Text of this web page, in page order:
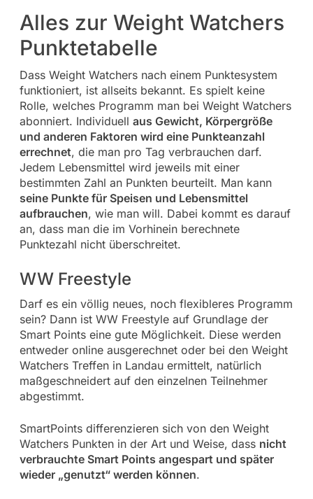
Alles zur Weight Watchers
Punktetabelle
Dass Weight Watchers nach einem Punktesystem
funktioniert, ist allseits bekannt. Es spielt keine
Rolle, welches Programm man bei Weight Watchers
abonniert. Individuell aus Gewicht, Körpergröße
und anderen Faktoren wird eine Punkteanzahl
errechnet, die man pro Tag verbrauchen darf.
Jedem Lebensmittel wird jeweils mit einer
bestimmten Zahl an Punkten beurteilt. Man kann
seine Punkte für Speisen und Lebensmittel
aufbrauchen, wie man will. Dabei kommt es darauf
an, dass man die im Vorhinein berechnete
Punktezahl nicht überschreitet.
WW Freestyle
Darf es ein völlig neues, noch flexibleres Programm
sein? Dann ist WW Freestyle auf Grundlage der
Smart Points eine gute Möglichkeit. Diese werden
entweder online ausgerechnet oder bei den Weight
Watchers Treffen in Landau ermittelt, natürlich
maßgeschneidert auf den einzelnen Teilnehmer
abgestimmt.
SmartPoints differenzieren sich von den Weight
Watchers Punkten in der Art und Weise, dass nicht
verbrauchte Smart Points angespart und später
wieder „genutzt“ werden können.